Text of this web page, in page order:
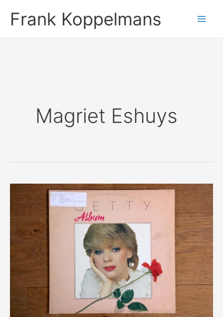
naar
de
Frank Koppelmans
Magriet Eshuys